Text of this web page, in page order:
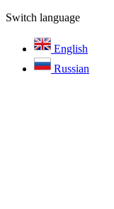
Switch language
English
Russian